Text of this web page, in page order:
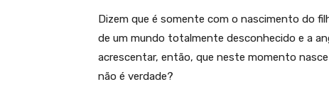
Dizem que é somente com o nascimento do
de um mundo totalmente desconhecido e a
acrescentar, então, que neste momento
não é verdade?